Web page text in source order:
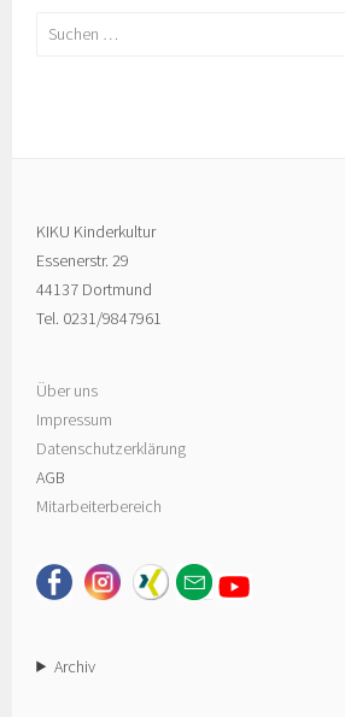
Suchen
KIKU Kinderkultur
Essenerstr. 29
44137 Dortmund
Tel. 0231/9847961
Über uns
Impressum
Datenschutzerklärung
AGB
Mitarbeiterbereich
Archiv